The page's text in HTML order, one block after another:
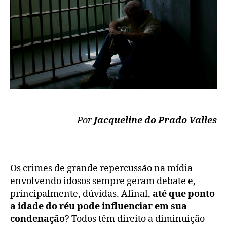
PorJacqueline do Prado Valles
Os crimes de grande repercussão na mídia
envolvendoidosos sempre geram debate e,
principalmente, dúvidas. Afinal, até que ponto
a idade do réu pode influenciar em sua
condenação? Todos têm direito a diminuição